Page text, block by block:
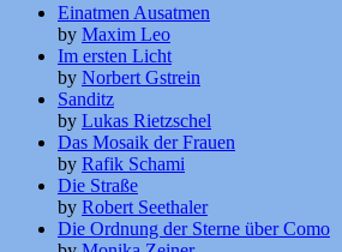
Einatmen Ausatmen
by Maxim Leo
Im ersten Licht
by Norbert Gstrein
Sanditz
by Lukas Rietzschel
Das Mosaik der Frauen
by Rafik Schami
Die Straße
by Robert Seethaler
Die Ordnung der Sterne über Como